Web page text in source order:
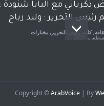
ذكرياتي مع البابا شنودة :
رئيس التحرير : وليد رباح
, كلمة رئيس التحرير , مختارات
Copyright ©ArabVoice | By